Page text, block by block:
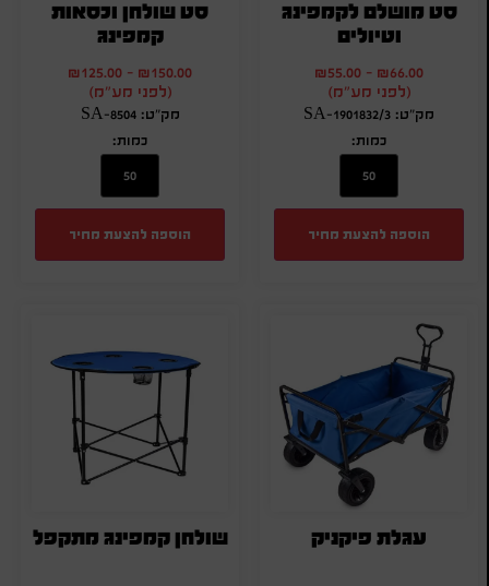
סט מושלם לקמפינג
וטיולים
₪66.00
-
₪55.00
(לפני מע"מ)
מק"ט: SA-1901832/3
כמות:
הוספה להצעת מחיר
סט שולחן וכסאות
קמפינג
₪150.00
-
₪125.00
(לפני מע"מ)
מק"ט: SA-8504
כמות:
הוספה להצעת מחיר
עגלת פיקניק שולחן קמפינג מתקפל